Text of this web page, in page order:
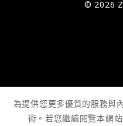
© 2026
為提供您更多優質的服務與
術。若您繼續閱覽本網